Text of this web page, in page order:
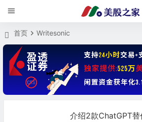
首页 Writesonic
介绍2款ChatGPT